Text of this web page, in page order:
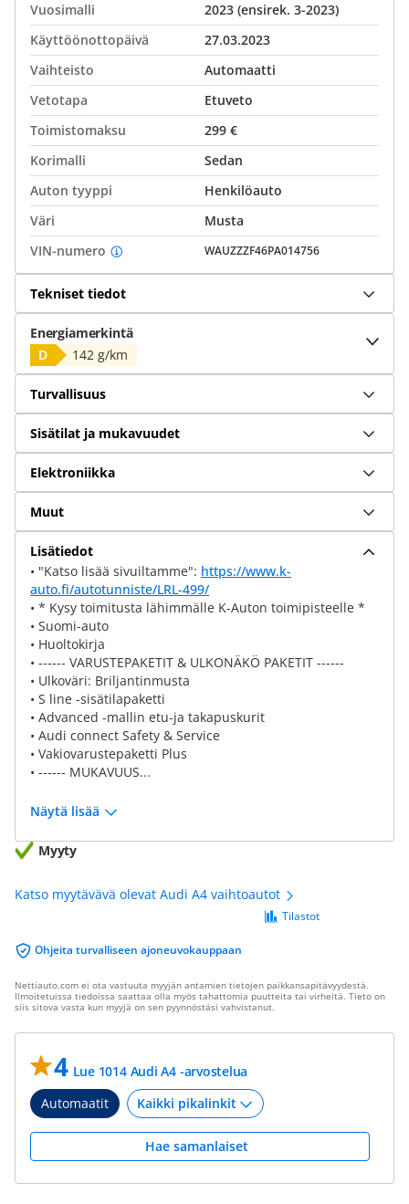
Vuosimalli
2023 (ensirek. 3-2023)
Käyttöönottopäivä
27.03.2023
Vaihteisto
Automaatti
Vetotapa
Etuveto
Toimistomaksu
299 €
Korimalli
Sedan
Auton tyyppi
Henkilöauto
Väri
Musta
VIN-numero
WAUZZZF46PA014756
Tekniset tiedot
Energiamerkintä
D
142 g/km
Turvallisuus
Sisätilat ja mukavuudet
Elektroniikka
Muut
Lisätiedot
• "Katso lisää sivuiltamme": https://www.k-
auto.fi/autotunniste/LRL-499/
• * Kysy toimitusta lähimmälle K-Auton toimipisteelle *
• Suomi-auto
• Huoltokirja
• ------ VARUSTEPAKETIT & ULKONÄKÖ PAKETIT ------
• Ulkoväri: Briljantinmusta
• S line -sisätilapaketti
• Advanced -mallin etu-ja takapuskurit
• Audi connect Safety & Service
• Vakiovarustepaketti Plus
• ------ MUKAVUUS...
Näytä lisää
Myyty
Katso myytävävä olevat Audi A4 vaihtoautot
Ohjeita turvalliseen ajoneuvokauppaan
Tilastot
Nettiauto.com ei ota vastuuta myyjän antamien tietojen paikkansapitävyydestä.
Ilmoitetuissa tiedoissa saattaa olla myös tahattomia puutteita tai virheitä. Tieto on
siis sitova vasta kun myyjä on sen pyynnöstäsi vahvistanut.
4 Lue 1014 Audi A4 -arvostelua
Automaatit
Hae samanlaiset